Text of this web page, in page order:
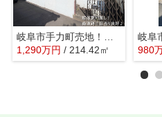
1,290万円 / 214.42㎡
980